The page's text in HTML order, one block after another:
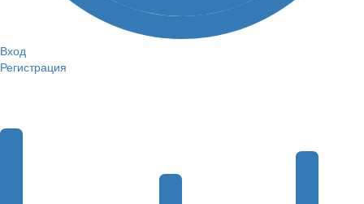
Вход
Регистрация